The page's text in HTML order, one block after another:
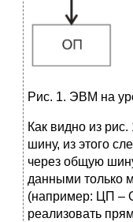
Рис. 1. ЭВМ на
Как видно из
шину, из этого
через общую
данными только
(например: ЦП –
реализовать